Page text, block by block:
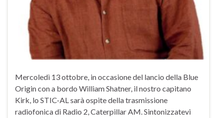
Mercoledì 13 ottobre, in occasione del lancio della Blue
Origin con a bordo William Shatner, il nostro capitano
Kirk, lo STIC-AL sarà ospite della trasmissione
radiofonica di Radio 2, Caterpillar AM. Sintonizzatevi